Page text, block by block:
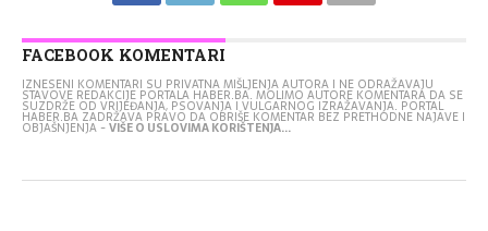
FACEBOOK KOMENTARI
IZNESENI KOMENTARI SU PRIVATNA MIŠLJENJA AUTORA I NE ODRAŽAVAJU
STAVOVE REDAKCIJE PORTALA HABER.BA. MOLIMO AUTORE KOMENTARA DA SE
SUZDRŽE OD VRIJEĐANJA, PSOVANJA I VULGARNOG IZRAŽAVANJA. PORTAL
HABER.BA ZADRŽAVA PRAVO DA OBRIŠE KOMENTAR BEZ PRETHODNE NAJAVE I
OBJAŠNJENJA -VIŠE O USLOVIMA KORIŠTENJA...